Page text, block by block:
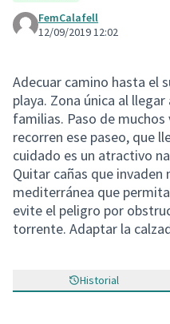
FemCalafell
12/09/2019 12:02
Adecuar camino hasta el
playa. Zona única al
familias. Paso de
recorren ese paseo, que
cuidado es un atractivo
Quitar cañas que
mediterránea que
evite el peligro por
torrente. Adaptar la
Historial